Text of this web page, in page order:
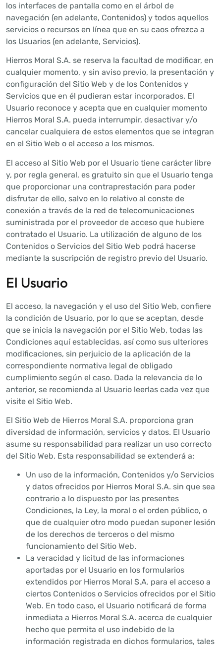
los interfaces de pantalla como en el árbol de
navegación (en adelante, Contenidos) y todos aquellos
servicios o recursos en línea que en su caos ofrezca a
los Usuarios (en adelante, Servicios).
Hierros Moral S.A. se reserva la facultad de modificar, en
cualquier momento, y sin aviso previo, la presentación y
configuración del Sitio Web y de los Contenidos y
Servicios que en él pudieran estar incorporados. El
Usuario reconoce y acepta que en cualquier momento
Hierros Moral S.A. pueda interrumpir, desactivar y/o
cancelar cualquiera de estos elementos que se integran
en el Sitio Web o el acceso a los mismos.
El acceso al Sitio Web por el Usuario tiene carácter libre
y, por regla general, es gratuito sin que el Usuario tenga
que proporcionar una contraprestación para poder
disfrutar de ello, salvo en lo relativo al conste de
conexión a través de la red de telecomunicaciones
suministrada por el proveedor de acceso que hubiere
contratado el Usuario. La utilización de alguno de los
Contenidos o Servicios del Sitio Web podrá hacerse
mediante la suscripción de registro previo del Usuario.
El Usuario
El acceso, la navegación y el uso del Sitio Web, confiere
la condición de Usuario, por lo que se aceptan, desde
que se inicia la navegación por el Sitio Web, todas las
Condiciones aquí establecidas, así como sus ulteriores
modificaciones, sin perjuicio de la aplicación de la
correspondiente normativa legal de obligado
cumplimiento según el caso. Dada la relevancia de lo
anterior, se recomienda al Usuario leerlas cada vez que
visite el Sitio Web.
El Sitio Web de Hierros Moral S.A. proporciona gran
diversidad de información, servicios y datos. El Usuario
asume su responsabilidad para realizar un uso correcto
del Sitio Web. Esta responsabilidad se extenderá a:
Un uso de la información, Contenidos y/o Servicios
y datos ofrecidos por Hierros Moral S.A. sin que sea
contrario a lo dispuesto por las presentes
Condiciones, la Ley, la moral o el orden público, o
que de cualquier otro modo puedan suponer lesión
de los derechos de terceros o del mismo
funcionamiento del Sitio Web.
La veracidad y licitud de las informaciones
aportadas por el Usuario en los formularios
extendidos por Hierros Moral S.A. para el acceso a
ciertos Contenidos o Servicios ofrecidos por el Sitio
Web. En todo caso, el Usuario notificará de forma
inmediata a Hierros Moral S.A. acerca de cualquier
hecho que permita el uso indebido de la
información registrada en dichos formularios, tales